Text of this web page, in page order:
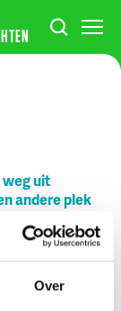
Over
uit
andere plek